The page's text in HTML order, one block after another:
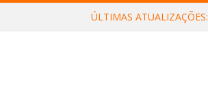
ÚLTIMAS ATUALIZAÇÕES: